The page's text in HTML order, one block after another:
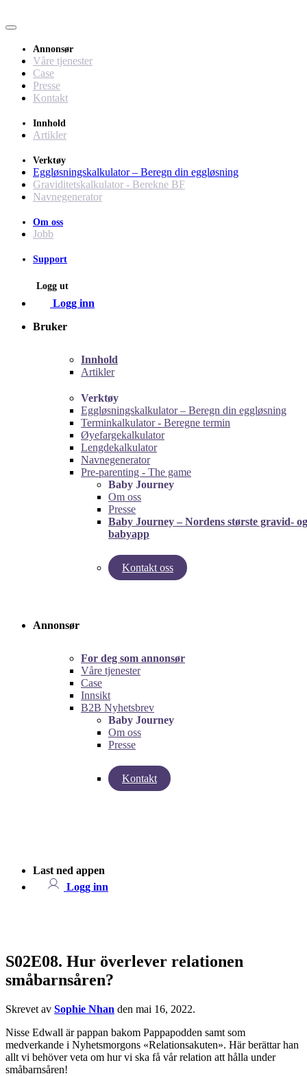
Annonsør
Våre tjenester
Case
Presse
Kontakt
Innhold
Artikler
Verktøy
Eggløsningskalkulator – Beregn din eggløsning
Graviditetskalkulator - Berekne BF
Navnegenerator
Om oss
Jobb
Support
Logg ut
Logg inn
Bruker
Innhold
Artikler
Verktøy
Eggløsningskalkulator – Beregn din eggløsning
Terminkalkulator - Beregne termin
Øyefargekalkulator
Lengdekalkulator
Navnegenerator
Pre-parenting - The game
Baby Journey
Om oss
Presse
Baby Journey – Nordens største gravid- og
babyapp
Kontakt oss
left
Annonsør
For deg som annonsør
Våre tjenester
Case
Innsikt
B2B Nyhetsbrev
Baby Journey
Om oss
Presse
Kontakt
left
Last ned appen
Logg inn
S02E08. Hur överlever relationen
småbarnsåren?
Skrevet av Sophie Nhan den mai 16, 2022.
Nisse Edwall är pappan bakom Pappapodden samt som
medverkande i Nyhetsmorgons «Relationsakuten». Här berättar han
allt vi behöver veta om hur vi ska få vår relation att hålla under
småbarnsåren!